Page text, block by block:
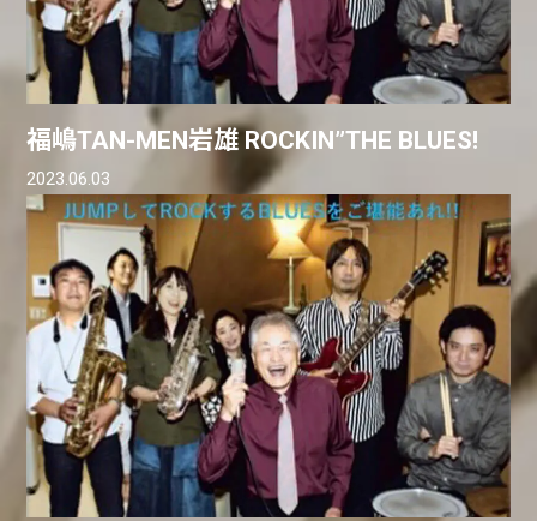
福嶋TAN-MEN岩雄 ROCKIN”THE BLUES!
2023.06.03